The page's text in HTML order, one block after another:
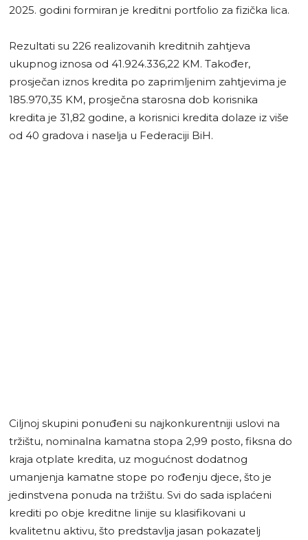
2025. godini formiran je kreditni portfolio za fizička lica.
Rezultati su 226 realizovanih kreditnih zahtjeva
ukupnog iznosa od 41.924.336,22 KM. Također,
prosječan iznos kredita po zaprimljenim zahtjevima je
185.970,35 KM, prosječna starosna dob korisnika
kredita je 31,82 godine, a korisnici kredita dolaze iz više
od 40 gradova i naselja u Federaciji BiH.
Ciljnoj skupini ponuđeni su najkonkurentniji uslovi na
tržištu, nominalna kamatna stopa 2,99 posto, fiksna do
kraja otplate kredita, uz mogućnost dodatnog
umanjenja kamatne stope po rođenju djece, što je
jedinstvena ponuda na tržištu. Svi do sada isplaćeni
krediti po obje kreditne linije su klasifikovani u
kvalitetnu aktivu, što predstavlja jasan pokazatelj